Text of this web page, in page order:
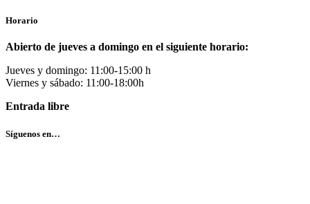
Horario
Abierto de jueves a domingo en el siguiente horario:
Jueves y domingo: 11:00-15:00 h
Viernes y sábado: 11:00-18:00h
Entrada libre
Síguenos en…